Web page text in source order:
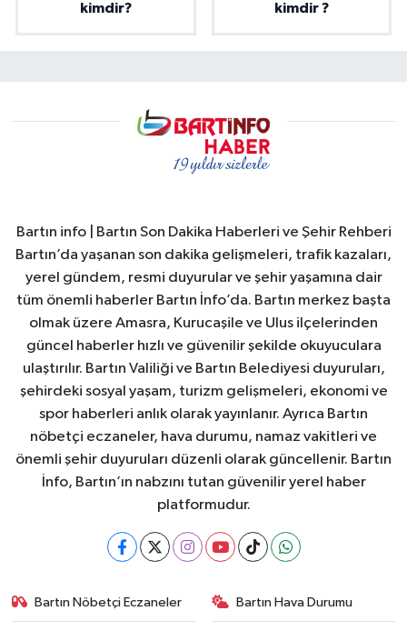
kimdir?
kimdir ?
Bartın info | Bartın Son Dakika Haberleri ve Şehir Rehberi
Bartın’da yaşanan son dakika gelişmeleri, trafik kazaları,
yerel gündem, resmi duyurular ve şehir yaşamına dair
tüm önemli haberler Bartın İnfo’da. Bartın merkez başta
olmak üzere Amasra, Kurucaşile ve Ulus ilçelerinden
güncel haberler hızlı ve güvenilir şekilde okuyuculara
ulaştırılır. Bartın Valiliği ve Bartın Belediyesi duyuruları,
şehirdeki sosyal yaşam, turizm gelişmeleri, ekonomi ve
spor haberleri anlık olarak yayınlanır. Ayrıca Bartın
nöbetçi eczaneler, hava durumu, namaz vakitleri ve
önemli şehir duyuruları düzenli olarak güncellenir. Bartın
İnfo, Bartın’ın nabzını tutan güvenilir yerel haber
platformudur.
Bartın Nöbetçi Eczaneler Bartın Hava Durumu